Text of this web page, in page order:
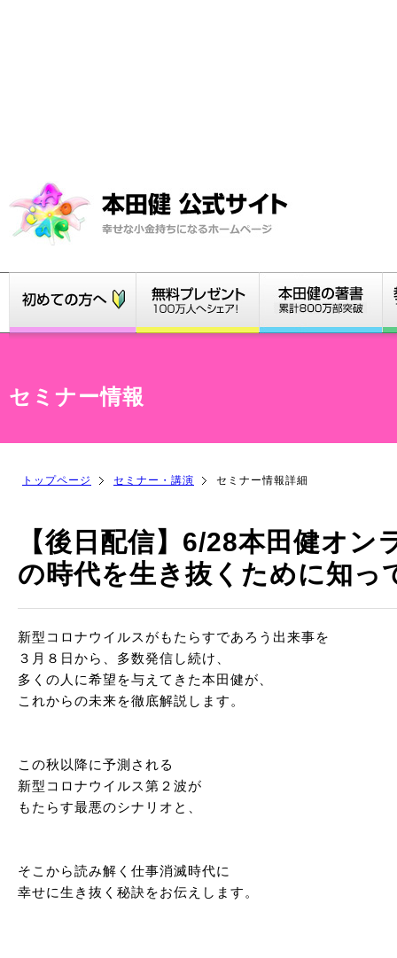
セミナー情報
トップページ セミナー・講演 セミナー情報詳細
【後日配信】6/28本田健オ
の時代を生き抜くために知っ
新型コロナウイルスがもたらすであろう出来事を
３月８日から、多数発信し続け、
多くの人に希望を与えてきた本田健が、
これからの未来を徹底解説します。
この秋以降に予測される
新型コロナウイルス第２波が
もたらす最悪のシナリオと、
そこから読み解く仕事消滅時代に
幸せに生き抜く秘訣をお伝えします。